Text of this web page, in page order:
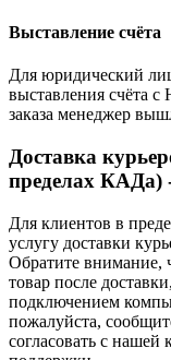
Выставление счёта
Для юридический
выставления счёта
заказа менеджер
Доставка
пределах КАДа)
Для клиентов в
услугу доставки
Обратите внимание,
товар после
подключением
пожалуйста,
согласовать с нашей